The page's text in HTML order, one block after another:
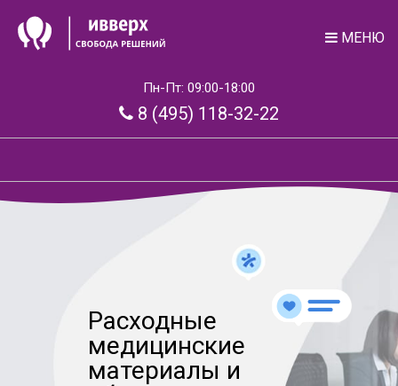
МЕНЮ
Пн-Пт: 09:00-18:00
8 (495) 118-32-22
Расходные
медицинские
материалы и